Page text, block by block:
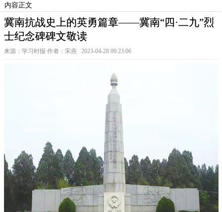
内容正文
冀南抗战史上的英勇篇章——冀南“四·二九”烈
士纪念碑碑文敬读
来源：学习时报 作者：宋燕 2023-04-28 09:23:06